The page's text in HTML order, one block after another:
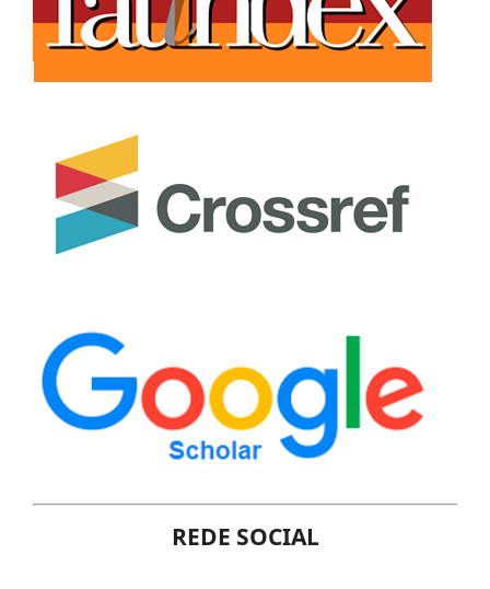
REDE SOCIAL